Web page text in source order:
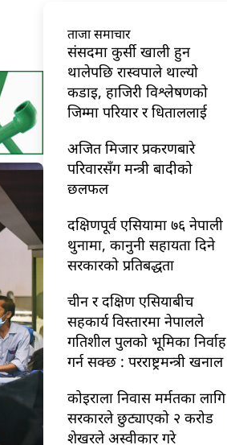
ताजा समाचार
संसदमा कुर्सी खाली हुन
थालेपछि रास्वपाले थाल्यो
कडाइ, हाजिरी विश्लेषणको
जिम्मा परियार र धिताललाई
अजित मिजार प्रकरणबारे
परिवारसँग मन्त्री बादीको
छलफल
दक्षिणपूर्व एसियामा ७६ नेपाली
थुनामा, कानुनी सहायता दिने
सरकारको प्रतिबद्धता
चीन र दक्षिण एसियाबीच
सहकार्य विस्तारमा नेपालले
गतिशील पुलको भूमिका निर्वाह
गर्न सक्छ : परराष्ट्रमन्त्री खनाल
कोइराला निवास मर्मतका लागि
सरकारले छुट्याएको २ करोड
शेखरले अस्वीकार गरे